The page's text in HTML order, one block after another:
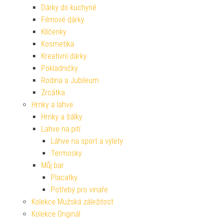
Dárky do kuchyně
Filmové dárky
Klíčenky
Kosmetika
Kreativní dárky
Pokladničky
Rodina a Jubileum
Zrcátka
Hrnky a lahve
Hrnky a šálky
Lahve na pití
Láhve na sport a výlety
Termosky
Můj bar
Placatky
Potřeby pro vinaře
Kolekce Mužská záležitost
Kolekce Originál